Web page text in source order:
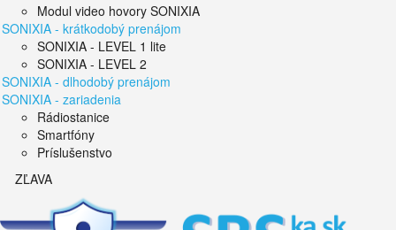
Modul video hovory SONIXIA
SONIXIA - krátkodobý prenájom
SONIXIA - LEVEL 1 lite
SONIXIA - LEVEL 2
SONIXIA - dlhodobý prenájom
SONIXIA - zariadenia
Rádiostanice
Smartfóny
Príslušenstvo
ZĽAVA